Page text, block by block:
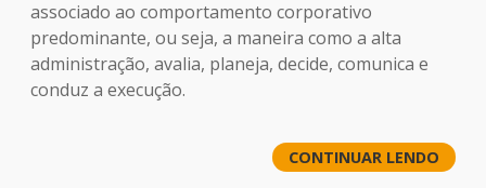
associado ao comportamento corporativo
predominante, ou seja, a maneira como a alta
administração, avalia, planeja, decide, comunica e
conduz a execução.
CONTINUAR LENDO